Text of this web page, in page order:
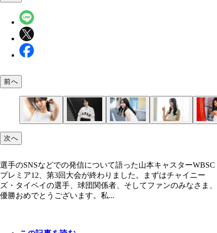
前へ
次へ
選手のSNSなどでの発信について語った山本キャスターWBSC
プレミア12、第3回大会が終わりました。まずはチャイニー
ズ・タイペイの選手、球団関係者、そしてファンのみなさま、
優勝おめでとうございます。私...